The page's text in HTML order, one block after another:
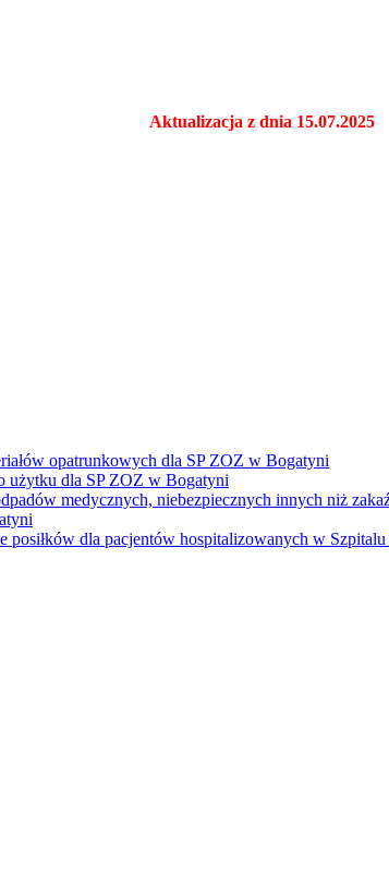
Aktualizacja z dnia 15.07.2025
opatrunkowych dla SP ZOZ w Bogatyni
użytku dla SP ZOZ w Bogatyni
medycznych, niebezpiecznych innych niż
posiłków dla pacjentów hospitalizowanych w